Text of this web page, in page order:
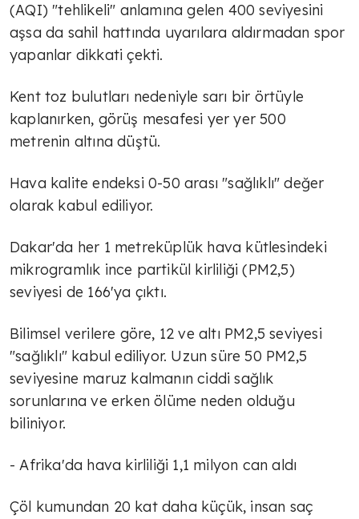
(AQI) "tehlikeli" anlamına gelen 400 seviyesini
aşsa da sahil hattında uyarılara aldırmadan spor
yapanlar dikkati çekti.
Kent toz bulutları nedeniyle sarı bir örtüyle
kaplanırken, görüş mesafesi yer yer 500
metrenin altına düştü.
Hava kalite endeksi 0-50 arası "sağlıklı" değer
olarak kabul ediliyor.
Dakar'da her 1 metreküplük hava kütlesindeki
mikrogramlık ince partikül kirliliği (PM2,5)
seviyesi de 166'ya çıktı.
Bilimsel verilere göre, 12 ve altı PM2,5 seviyesi
"sağlıklı" kabul ediliyor. Uzun süre 50 PM2,5
seviyesine maruz kalmanın ciddi sağlık
sorunlarına ve erken ölüme neden olduğu
biliniyor.
- Afrika'da hava kirliliği 1,1 milyon can aldı
Çöl kumundan 20 kat daha küçük, insan saç